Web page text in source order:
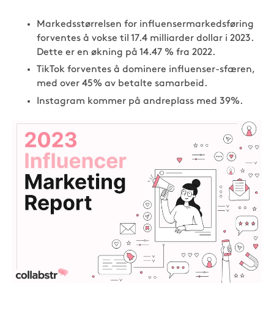
Markedsstørrelsen for influensermarkedsføring
forventes å vokse til 17.4 milliarder dollar i 2023.
Dette er en økning på 14.47 % fra 2022.
TikTok forventes å dominere influenser-sfæren,
med over 45% av betalte samarbeid.
Instagram kommer på andreplass med 39%.